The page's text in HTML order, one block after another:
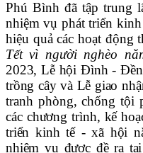
Phú Bình đã tập trung
nhiệm vụ phát triển
hiệu quả các hoạt động
Tết vì người nghèo
2023, Lễ hội Đình -
trồng cây và Lễ giao
tranh phòng, chống tội
các chương trình, kế
triển kinh tế - xã hội
nhiệm vụ được đề ra